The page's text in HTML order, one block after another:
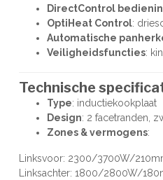
DirectControl
OptiHeat Control:
Automatische
Veiligheidsfuncties:
Technische
Type: inductiekookplaat
Design: 2 facetranden,
Zones & vermogens:
Linksvoor: 2300/3700W/
Linksachter: 1800/2800W/